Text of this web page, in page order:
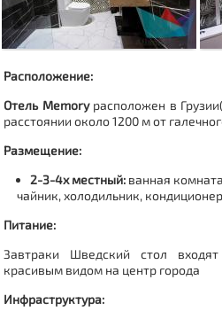
Расположение:
Отель Memory расположен в
расстоянии около 1200 м от
Размещение:
2-3-4х местный: ванная
чайник, холодильник,
Питание:
Завтраки Шведский стол
красивым видом на центр города
Инфраструктура: